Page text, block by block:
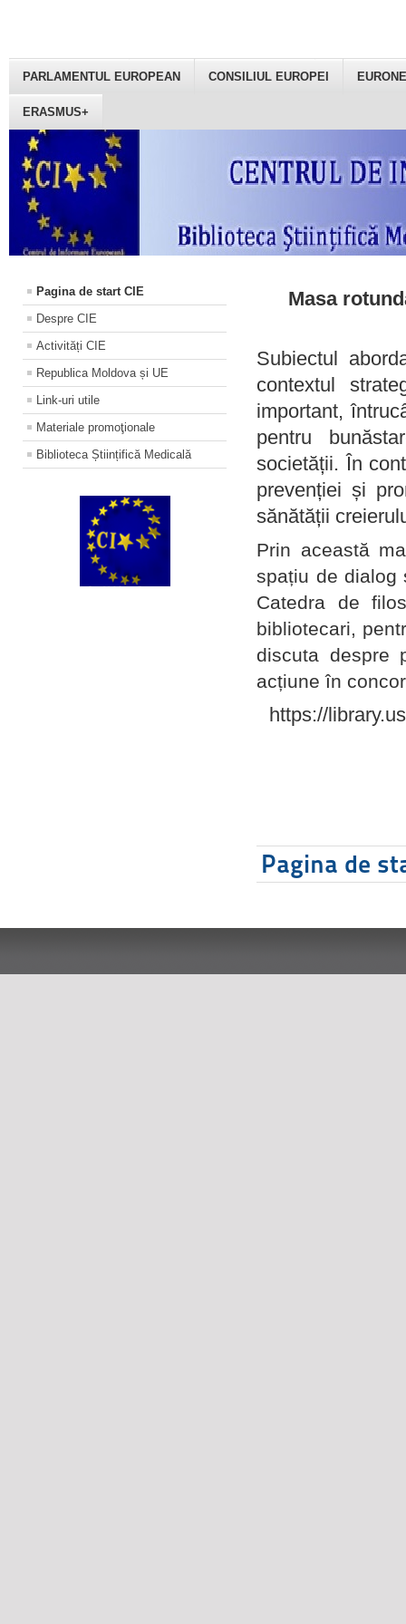
PARLAMENTUL EUROPEAN CONSILIUL EUROPEI
ERASMUS+
Pagina de start CIE
Despre CIE
Activități CIE
Republica Moldova și UE
Link-uri utile
Materiale promoţionale
Biblioteca Științifică Medicală
Masa
Subiectul
contextul
important,
pentru
societății. În
prevenției și
sănătății
Prin această
spațiu de dialog
Catedra de
bibliotecari,
discuta despre
acțiune în
https://
Pagina de